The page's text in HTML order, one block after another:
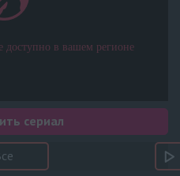
сериал